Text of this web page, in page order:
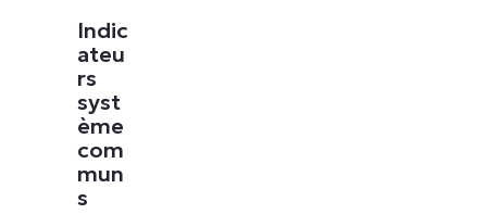
Indic
ateu
rs
syst
ème
com
mun
s